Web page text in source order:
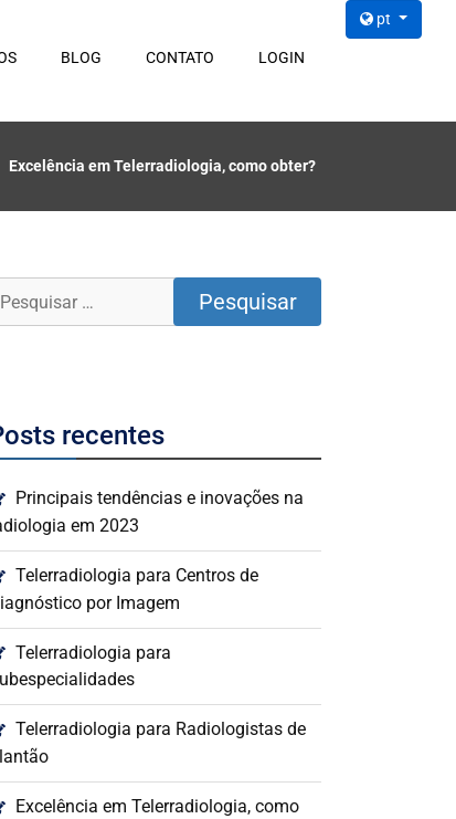
pt
BLOG CONTATO LOGIN
Excelência em Telerradiologia, como obter?
recentes
Principais tendências e inovações na
em 2023
Telerradiologia para Centros de
por Imagem
Telerradiologia para
Telerradiologia para Radiologistas de
Excelência em Telerradiologia, como